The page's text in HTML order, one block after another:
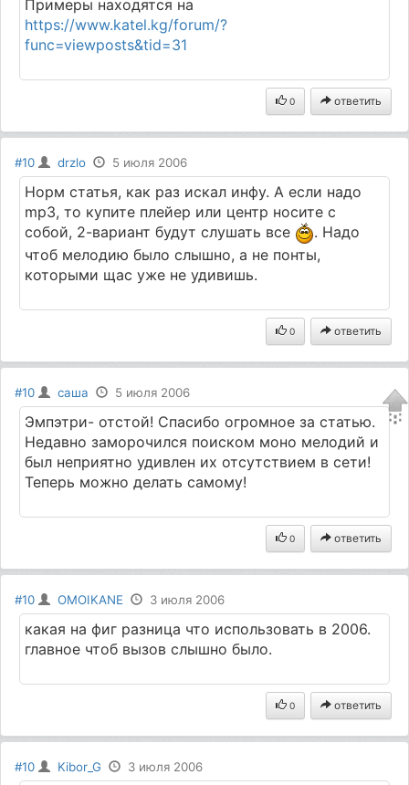
Примеры находятся на
https://www.katel.kg/forum/?
func=viewposts&tid=31
0 ответить
#10 drzlo 5 июля 2006
Норм статья, как раз искал инфу. А если надо
mp3, то купите плейер или центр носите с
собой, 2-вариант будут слушать все
. Надо
чтоб мелодию было слышно, а не понты,
которыми щас уже не удивишь.
0 ответить
#10 саша 5 июля 2006
Эмпэтри- отстой! Спасибо огромное за статью.
Недавно заморочился поиском моно мелодий и
был неприятно удивлен их отсутствием в сети!
Теперь можно делать самому!
0 ответить
#10 OMOIKANE 3 июля 2006
какая на фиг разница что использовать в 2006.
главное чтоб вызов слышно было.
0 ответить
#10 Kibor_G 3 июля 2006